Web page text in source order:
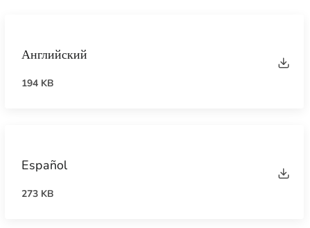
Английский
194 KB
Español
273 KB